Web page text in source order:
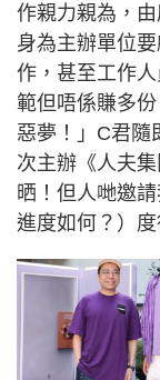
作親力親為，
身為主辦單位
作，甚至工作
範但唔係賺多
惡夢！」C君隨
次主辦《人夫
晒！但人哋邀
進度如何？）度